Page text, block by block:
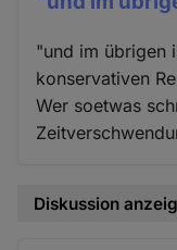
"und im übrigen
konservativen
Wer soetwas
Diskussion